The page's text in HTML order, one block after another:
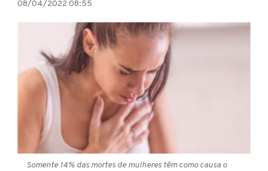
08/04/2022 08:55
Somente 14% das mortes de mulheres têm como causa o